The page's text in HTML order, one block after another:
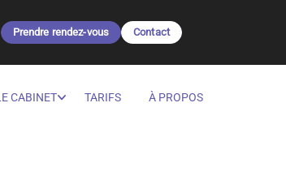
Prendre rendez-vous Contact
CABINET TARIFS À PROPOS